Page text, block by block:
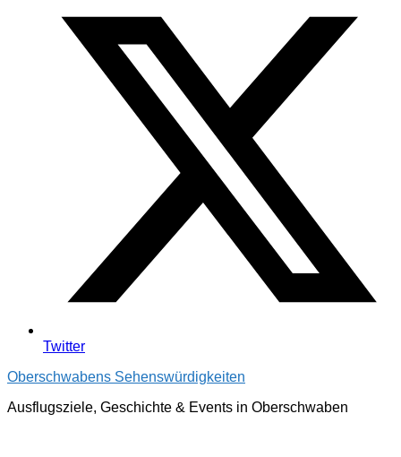
Twitter
Oberschwabens Sehenswürdigkeiten
Ausflugsziele, Geschichte & Events in Oberschwaben